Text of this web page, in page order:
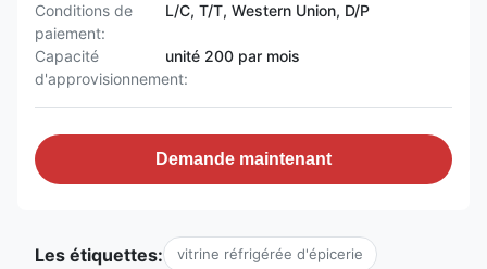
Conditions de
paiement:
L/C, T/T, Western Union, D/P
Capacité
d'approvisionnement:
unité 200 par mois
Demande maintenant
Les étiquettes: vitrine réfrigérée d'épicerie